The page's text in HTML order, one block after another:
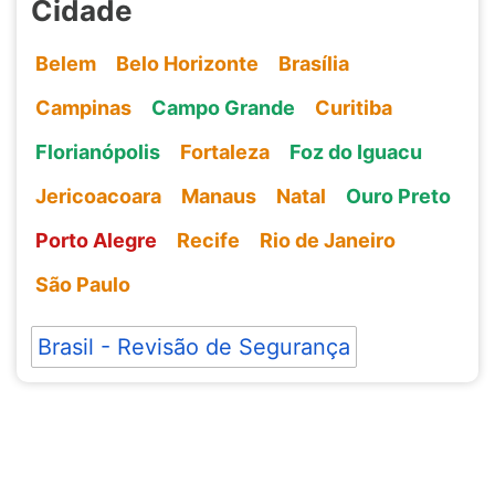
Cidade
Belem Belo Horizonte
Brasília
Campinas
Campo Grande
Curitiba
Florianópolis
Fortaleza
Foz do Iguacu
Jericoacoara
Manaus Natal
Ouro Preto
Porto Alegre
Recife
Rio de Janeiro
São Paulo
Brasil - Revisão de Segurança